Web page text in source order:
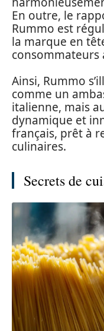
En outre, le
Rummo est
la marque en
consommateurs
Ainsi, Rummo
comme un
italienne, mais
dynamique et
français, prêt à
culinaires.
Secrets de